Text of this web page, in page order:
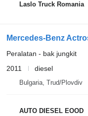
Laslo Truck Romania
Mercedes-Benz
Peralatan - bak jungkit
2011
diesel
Bulgaria, Trud/Plovdiv
AUTO DIESEL EOOD